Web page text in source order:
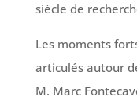
siècle de
Les moments
articulés autour
M. Marc